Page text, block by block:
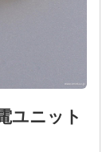
ユニット